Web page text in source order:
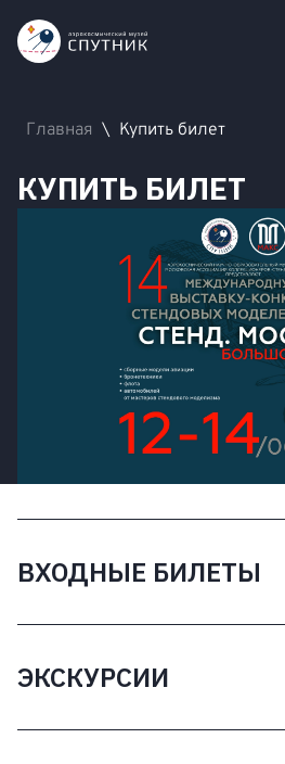
Главная \ Купить билет
КУПИТЬ БИЛЕТ
ВХОДНЫЕ БИЛЕТЫ
ЭКСКУРСИИ